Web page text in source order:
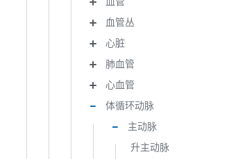
血管丛
心脏
肺血管
心血管
体循环动脉
主动脉
升主动脉